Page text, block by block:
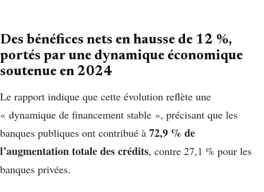
Des bénéfices nets en hausse de 12 %,
portés par une dynamique économique
soutenue en 2024
Le rapport indique que cette évolution reflète une
« dynamique de financement stable », précisant que les
banques publiques ont contribué à 72,9 % de
l’augmentation totale des crédits, contre 27,1 % pour les
banques privées.